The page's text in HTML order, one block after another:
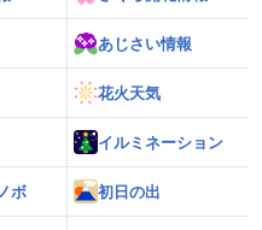
あじさい情報
花火天気
イルミネーション
ボ 初日の出